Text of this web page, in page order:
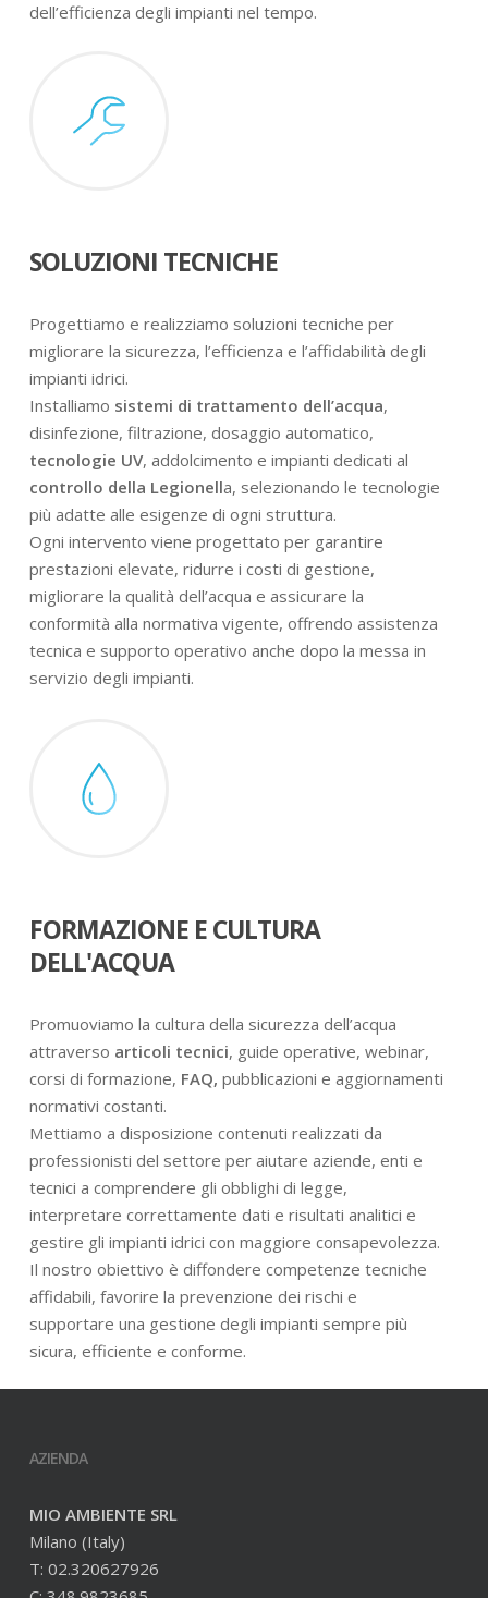
dell’efficienza degli impianti nel tempo.
SOLUZIONI TECNICHE
Progettiamo e realizziamo soluzioni tecniche per
migliorare la sicurezza, l’efficienza e l’affidabilità degli
impianti idrici.
Installiamo sistemi di trattamento dell’acqua,
disinfezione, filtrazione, dosaggio automatico,
tecnologie UV, addolcimento e impianti dedicati al
controllo della Legionella, selezionando le tecnologie
più adatte alle esigenze di ogni struttura.
Ogni intervento viene progettato per garantire
prestazioni elevate, ridurre i costi di gestione,
migliorare la qualità dell’acqua e assicurare la
conformità alla normativa vigente, offrendo assistenza
tecnica e supporto operativo anche dopo la messa in
servizio degli impianti.
FORMAZIONE E CULTURA
DELL'ACQUA
Promuoviamo la cultura della sicurezza dell’acqua
attraverso articoli tecnici, guide operative, webinar,
corsi di formazione, FAQ, pubblicazioni e aggiornamenti
normativi costanti.
Mettiamo a disposizione contenuti realizzati da
professionisti del settore per aiutare aziende, enti e
tecnici a comprendere gli obblighi di legge,
interpretare correttamente dati e risultati analitici e
gestire gli impianti idrici con maggiore consapevolezza.
Il nostro obiettivo è diffondere competenze tecniche
affidabili, favorire la prevenzione dei rischi e
supportare una gestione degli impianti sempre più
sicura, efficiente e conforme.
AZIENDA
MIO AMBIENTE SRL
Milano (Italy)
T: 02.320627926